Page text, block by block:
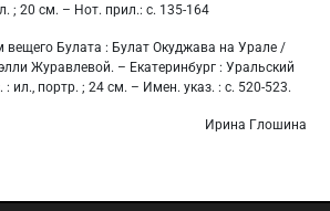
; 20 см. – Нот. прил.: с. 135-164
Булата : Булат Окуджава на Урале /
Журавлевой. – Екатеринбург : Уральский
ил., портр. ; 24 см. – Имен. указ. : с. 520-523.
Ирина Глошина